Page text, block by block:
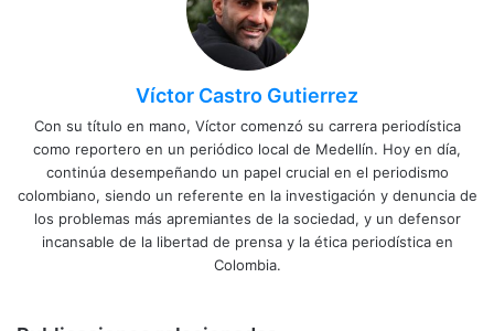
Víctor Castro Gutierrez
Con su título en mano, Víctor comenzó su carrera periodística
como reportero en un periódico local de Medellín. Hoy en día,
continúa desempeñando un papel crucial en el periodismo
colombiano, siendo un referente en la investigación y denuncia de
los problemas más apremiantes de la sociedad, y un defensor
incansable de la libertad de prensa y la ética periodística en
Colombia.